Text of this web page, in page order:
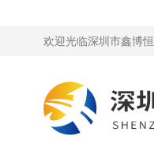
欢迎光临深圳市鑫博